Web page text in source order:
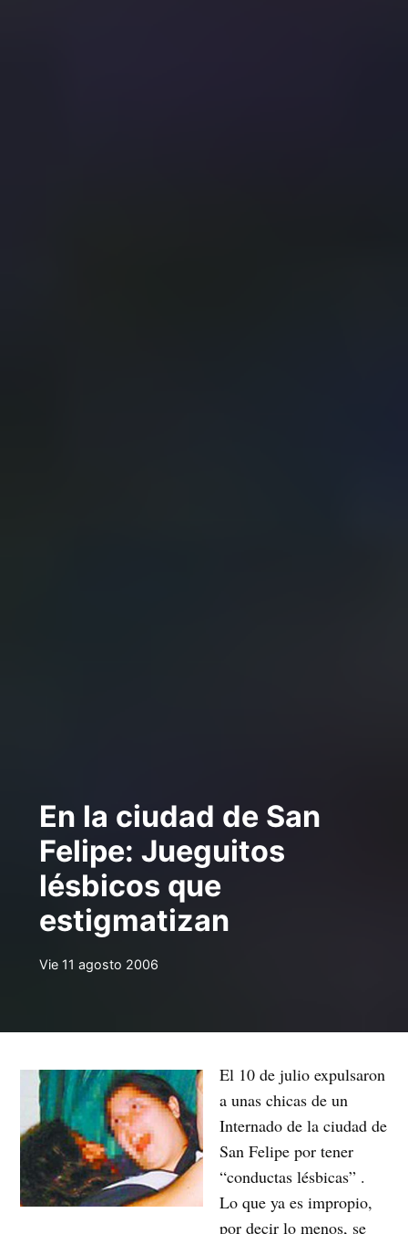
En la ciudad de San
Felipe: Jueguitos
lésbicos que
estigmatizan
Vie 11 agosto 2006
El 10 de julio expulsaron
a unas chicas de un
Internado de la ciudad de
San Felipe por tener
“conductas lésbicas” .
Lo que ya es impropio,
por decir lo menos, se